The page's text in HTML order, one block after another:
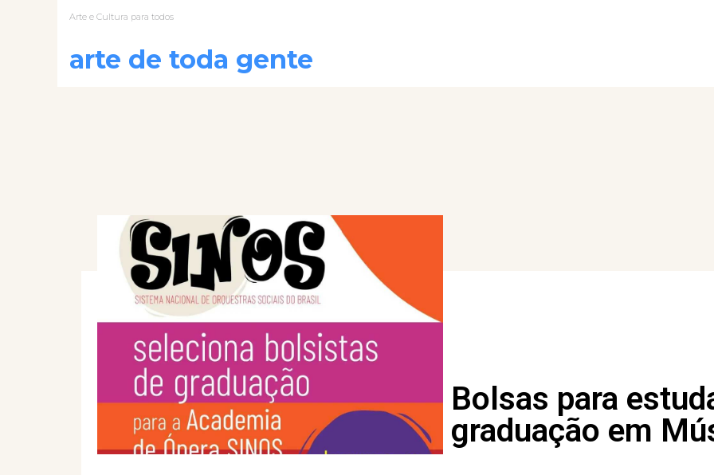
Arte e Cultura para todos
arte de toda gente
Bolsas para
graduação em